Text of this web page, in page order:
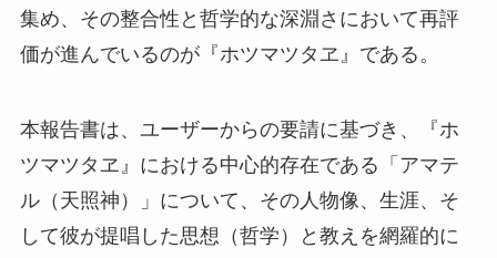
集め、その整合性と哲学的な深淵さにおいて再評
価が進んでいるのが『ホツマツタヱ』である。
本報告書は、ユーザーからの要請に基づき、『ホ
ツマツタヱ』における中心的存在である「アマテ
ル（天照神）」について、その人物像、生涯、そ
して彼が提唱した思想（哲学）と教えを網羅的に